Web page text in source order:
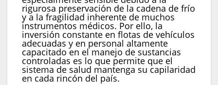
rigurosa preservación de la cadena de frío
y a la fragilidad inherente de muchos
instrumentos médicos. Por ello, la
inversión constante en flotas de vehículos
adecuadas y en personal altamente
capacitado en el manejo de sustancias
controladas es lo que permite que el
sistema de salud mantenga su capilaridad
en cada rincón del país.